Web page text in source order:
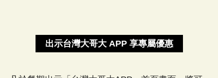
出示台灣大哥大 APP 享專屬優惠